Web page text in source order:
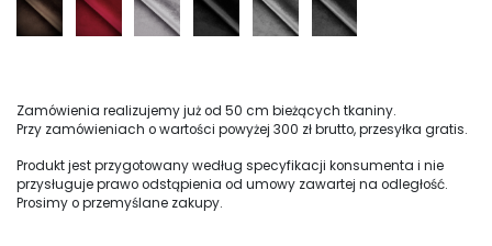
Zamówienia realizujemy już od 50 cm bieżących tkaniny.
Przy zamówieniach o wartości powyżej 300 zł brutto, przesyłka gratis.
Produkt jest przygotowany według specyfikacji konsumenta i nie
przysługuje prawo odstąpienia od umowy zawartej na odległość.
Prosimy o przemyślane zakupy.